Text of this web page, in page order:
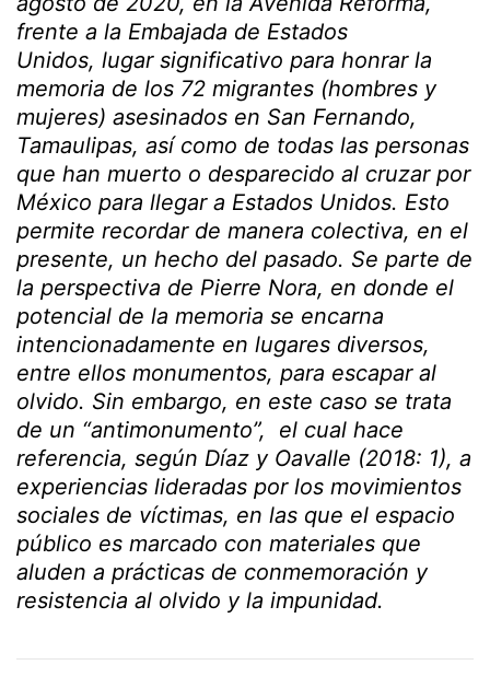
frente a la Embajada de Estados
Unidos, lugar significativo para honrar la
memoria de los 72 migrantes (hombres y
mujeres) asesinados en San Fernando,
Tamaulipas, así como de todas las personas
que han muerto o desparecido al cruzar por
México para llegar a Estados Unidos. Esto
permite recordar de manera colectiva, en el
presente, un hecho del pasado. Se parte de
la perspectiva de Pierre Nora, en donde el
potencial de la memoria se encarna
intencionadamente en lugares diversos,
entre ellos monumentos, para escapar al
olvido. Sin embargo, en este caso se trata
de un “antimonumento”, el cual hace
referencia, según Díaz y Oavalle (2018: 1), a
experiencias lideradas por los movimientos
sociales de víctimas, en las que el espacio
público es marcado con materiales que
aluden a prácticas de conmemoración y
resistencia al olvido y la impunidad.